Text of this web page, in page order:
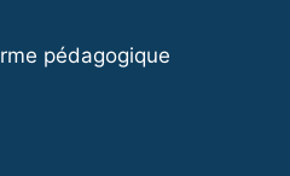
pédagogique